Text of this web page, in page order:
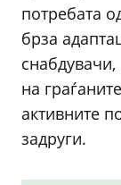
потребата
брза
снабдувачи,
на
активните
задруги.